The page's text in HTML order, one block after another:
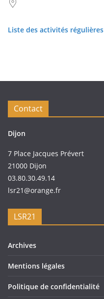
Liste des activités régulières
Contact
Dijon
7 Place Jacques Prévert
21000 Dijon
03.80.30.49.14
lsr21@orange.fr
LSR21
Archives
Mentions légales
Politique de confidentialité